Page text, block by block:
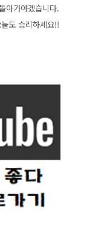
아가야겠습니다.
도 승리하세요!!